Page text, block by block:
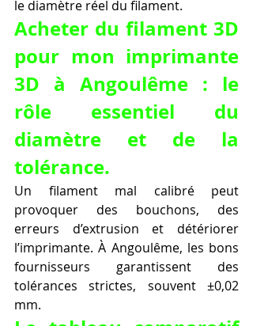
le diamètre réel du filament.
Acheter du filament 3D
pour mon imprimante
3D à Angoulême : le
rôle essentiel du
diamètre et de la
tolérance.
Un filament mal calibré peut
provoquer des bouchons, des
erreurs d’extrusion et détériorer
l’imprimante. À Angoulême, les bons
fournisseurs garantissent des
tolérances strictes, souvent ±0,02
mm.